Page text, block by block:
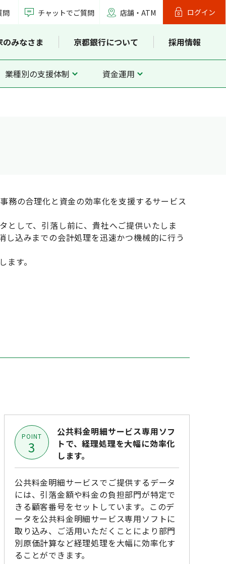
問 チャットでご質問 店舗・ATM ログイン
みなさま 京都銀行について 採用情報
業種別の支援体制 資金運用
務の合理化と資金の効率化を支援するサービス
として、引落し前に、貴社へご提供いたしま
込みまでの会計処理を迅速かつ機械的に行う
す。
POINT
3
公共料金明細サービス専用ソフ
トで、経理処理を大幅に効率化
します。
公共料金明細サービスでご提供するデータ
には、引落金額や料金の負担部門が特定で
きる顧客番号をセットしています。このデ
ータを公共料金明細サービス専用ソフトに
取り込み、ご活用いただくことにより部門
別原価計算など経理処理を大幅に効率化す
ることができます。